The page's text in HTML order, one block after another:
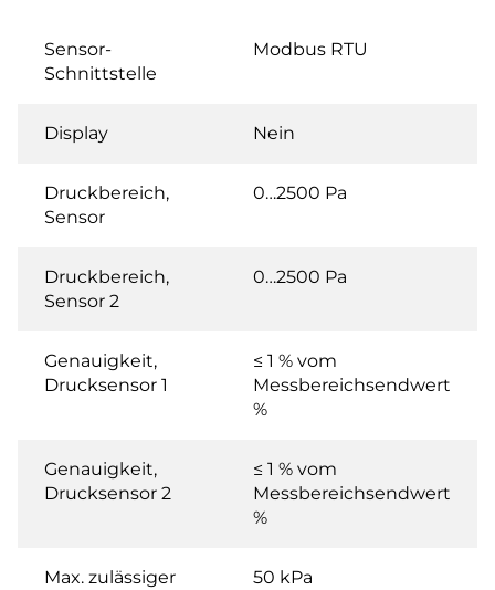
Sensor-
Schnittstelle
Modbus RTU
Display Nein
Druckbereich,
Sensor
0…2500 Pa
Druckbereich,
Sensor 2
0…2500 Pa
Genauigkeit,
Drucksensor 1
≤ 1 % vom
Messbereichsendwert
%
Genauigkeit,
Drucksensor 2
≤ 1 % vom
Messbereichsendwert
%
Max. zulässiger
50 kPa